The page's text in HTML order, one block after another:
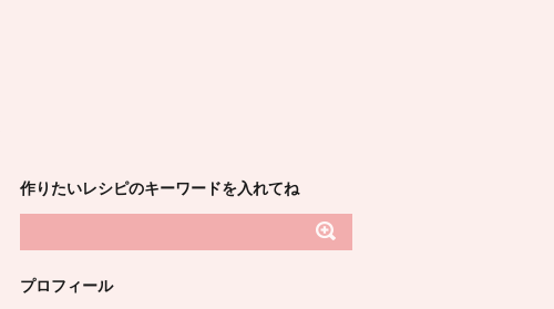
作りたいレシピのキーワードを入れてね
プロフィール